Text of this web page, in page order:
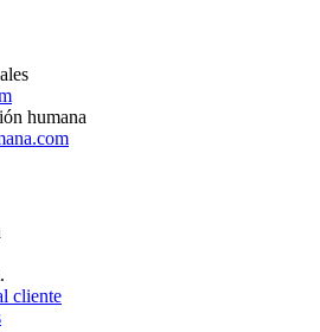
humana
cliente